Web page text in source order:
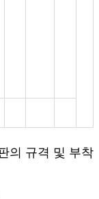
의 규격 및 부착